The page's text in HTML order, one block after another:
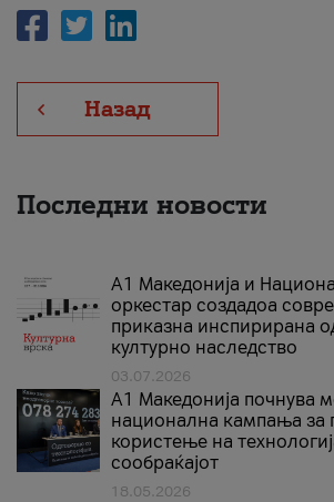
Назад
Последни новости
А1 Македонија и
оркестар создадоа
приказна инспирирана
културно наследство
03.07.2026
A1 Македонија почнува
национална кампања за
користење на
сообраќајот
18.05.2026